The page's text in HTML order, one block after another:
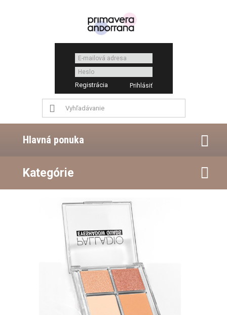
Registrácia
Hlavná ponuka
Kategórie